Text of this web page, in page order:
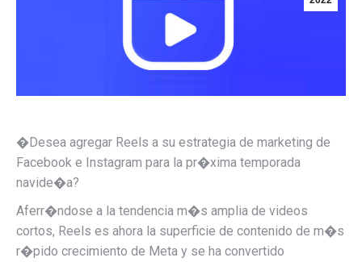
�Desea agregar Reels a su estrategia de marketing de
Facebook e Instagram para la pr�xima temporada
navide�a?
Aferr�ndose a la tendencia m�s amplia de videos
cortos, Reels es ahora la superficie de contenido de m�s
r�pido crecimiento de Meta y se ha convertido